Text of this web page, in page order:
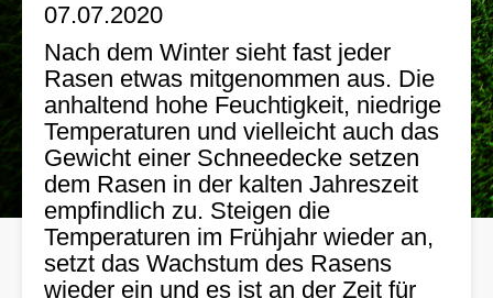
07.07.2020
Nach dem Winter sieht fast jeder
Rasen etwas mitgenommen aus. Die
anhaltend hohe Feuchtigkeit, niedrige
Temperaturen und vielleicht auch das
Gewicht einer Schneedecke setzen
dem Rasen in der kalten Jahreszeit
empfindlich zu. Steigen die
Temperaturen im Frühjahr wieder an,
setzt das Wachstum des Rasens
wieder ein und es ist an der Zeit für